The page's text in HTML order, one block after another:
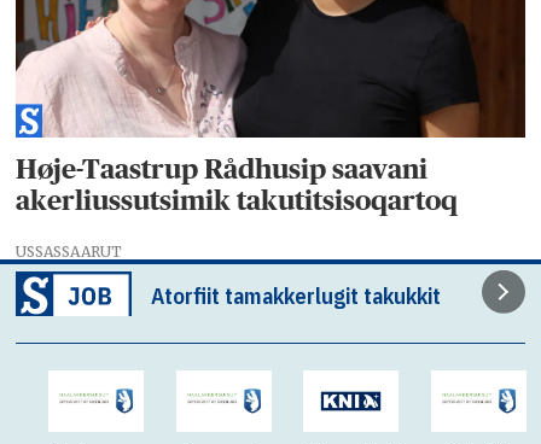
Høje-Taastrup Rådhusip saavani
akerliussutsimik takutitsisoqartoq
USSASSAARUT
Atorfiit tamakkerlugit takukkit